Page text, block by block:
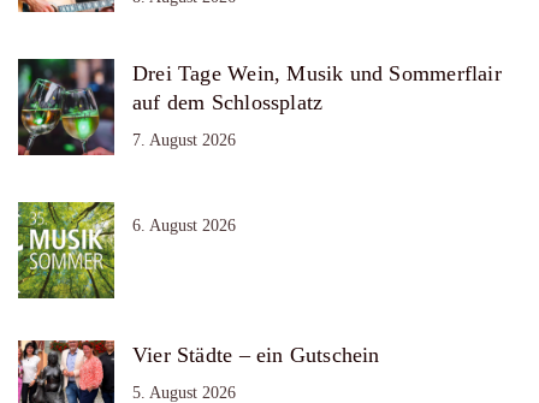
Drei Tage Wein, Musik und Sommerflair
auf dem Schlossplatz
7. August 2026
6. August 2026
Vier Städte – ein Gutschein
5. August 2026